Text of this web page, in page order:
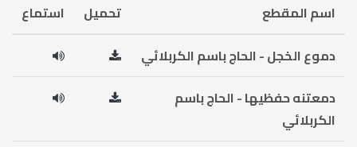
اسم المقطع
تحميل
استماع
دموع الخجل - الحاج باسم الكربلائي
دمعتنه حفظيها - الحاج باسم
الكربلائي